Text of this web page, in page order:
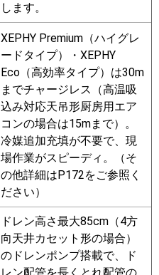
します。
XEPHY Premium（ハイグレ
ードタイプ）・XEPHY
Eco（高効率タイプ）は30m
までチャージレス（高温吸
込み対応天吊形厨房用エア
コンの場合は15mまで）。
冷媒追加充填が不要で、現
場作業がスピーディ。（そ
の他詳細はP172をご参照く
ださい）
ドレン高さ最大85cm（4方
向天井カセット形の場合）
のドレンポンプ搭載で、ド